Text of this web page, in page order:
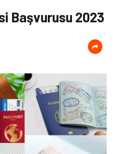
Başvurusu 2023